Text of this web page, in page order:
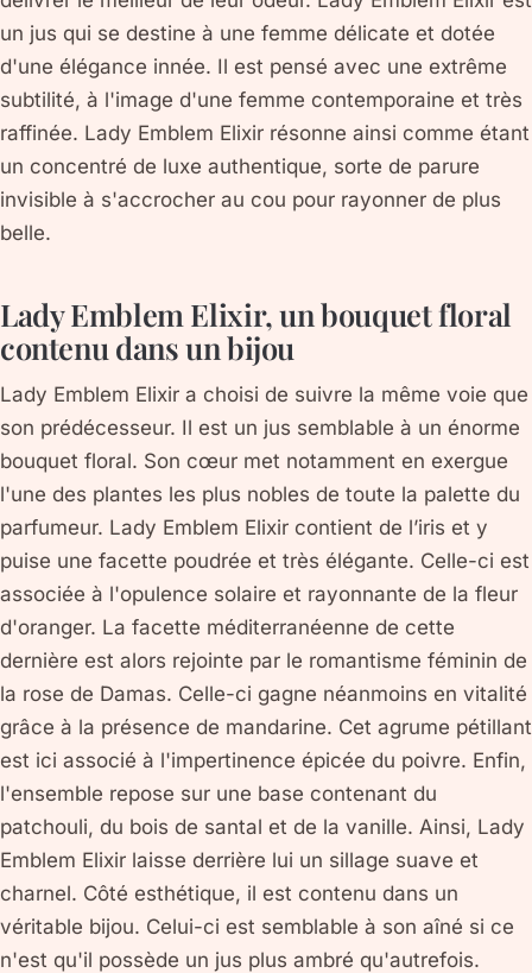
un jus qui se destine à une femme délicate et dotée
d'une élégance innée. Il est pensé avec une extrême
subtilité, à l'image d'une femme contemporaine et très
raffinée. Lady Emblem Elixir résonne ainsi comme étant
un concentré de luxe authentique, sorte de parure
invisible à s'accrocher au cou pour rayonner de plus
belle.
Lady Emblem Elixir, un bouquet floral
contenu dans un bijou
Lady Emblem Elixir a choisi de suivre la même voie que
son prédécesseur. Il est un jus semblable à un énorme
bouquet floral. Son cœur met notamment en exergue
l'une des plantes les plus nobles de toute la palette du
parfumeur. Lady Emblem Elixir contient de l’iris et y
puise une facette poudrée et très élégante. Celle-ci est
associée à l'opulence solaire et rayonnante de la fleur
d'oranger. La facette méditerranéenne de cette
dernière est alors rejointe par le romantisme féminin de
la rose de Damas. Celle-ci gagne néanmoins en vitalité
grâce à la présence de mandarine. Cet agrume pétillant
est ici associé à l'impertinence épicée du poivre. Enfin,
l'ensemble repose sur une base contenant du
patchouli, du bois de santal et de la vanille. Ainsi, Lady
Emblem Elixir laisse derrière lui un sillage suave et
charnel. Côté esthétique, il est contenu dans un
véritable bijou. Celui-ci est semblable à son aîné si ce
n'est qu'il possède un jus plus ambré qu'autrefois.